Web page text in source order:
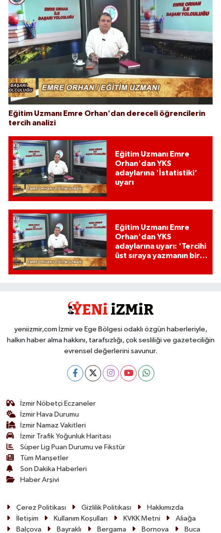
Eğitim Uzmanı Emre Orhan'dan dereceli öğrencilerin
tercih analizi
Eğitim Uzmanı Emre
Orhan'dan YKS
adaylarına 'İstatistiki'
uyarı
Eğitim Uzmanı Emre
Orhan'dan YKS
adaylarına uyarı: 'Tercihi
üst sıraya yazmanın bir
yeniizmir,com İzmir ve Ege Bölgesi odaklı özgün haberleriyle,
halkın haber alma hakkını, tarafsızlığı, çok sesliliği ve gazeteciliğin
evrensel değerlerini savunur.
İzmir Nöbetçi Eczaneler
İzmir Hava Durumu
İzmir Namaz Vakitleri
İzmir Trafik Yoğunluk Haritası
Süper Lig Puan Durumu ve Fikstür
Tüm Manşetler
Son Dakika Haberleri
Haber Arşivi
Çerez Politikası Gizlilik Politikası
Hakkımızda
İletişim
Kullanım Koşulları KVKK Metni
Aliağa
Balçova
Bayraklı Bergama Bornova Buca